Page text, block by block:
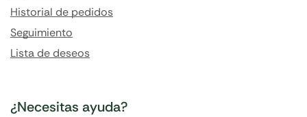
Historial de pedidos
Seguimiento
Lista de deseos
¿Necesitas ayuda?